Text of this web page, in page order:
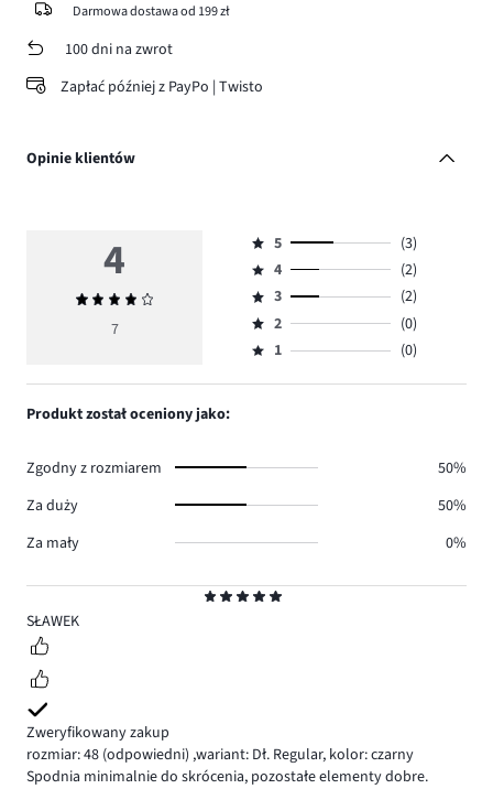
Darmowa dostawa od 199 zł
100 dni na zwrot
Zapłać później z PayPo | Twisto
Opinie klientów
5
SŁAWEK
Zweryfikowany zakup
rozmiar: 48 (odpowiedni) ,wariant: Dł. Regular, kolor: czarny
Spodnia minimalnie do skrócenia, pozostałe elementy dobre.
4
Średnia
ocena
7
Ocena
5,
ilość
głosów
3.
5
(3)
Ocena
4,
ilość
głosów
4
(2)
Ocena
3,
ilość
3
(2)
Ocena
2,
2
(0)
Ocena
1,
1 (0)
Produkt został oceniony jako:
Zgodny z rozmiarem
50%
Za duży
50%
Za mały
0%